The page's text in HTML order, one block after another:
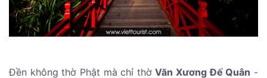
Đền không thờ Phật mà chỉ thờVăn Xương Đế Quân -